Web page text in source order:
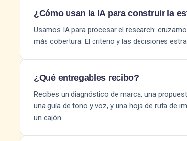
¿Cómo usan la IA para construir la
Usamos IA para procesar el research:
más cobertura. El criterio y las decisiones
¿Qué entregables recibo?
Recibes un diagnóstico de marca, una
una guía de tono y voz, y una hoja de ruta de
un cajón.